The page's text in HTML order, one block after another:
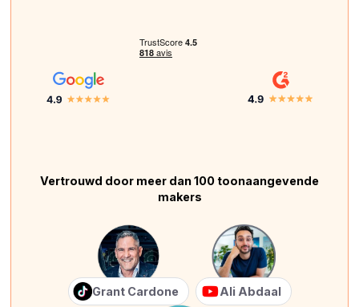
Vertrouwd door meer dan 100 toonaangevende
makers
Grant Cardone Ali Abdaal